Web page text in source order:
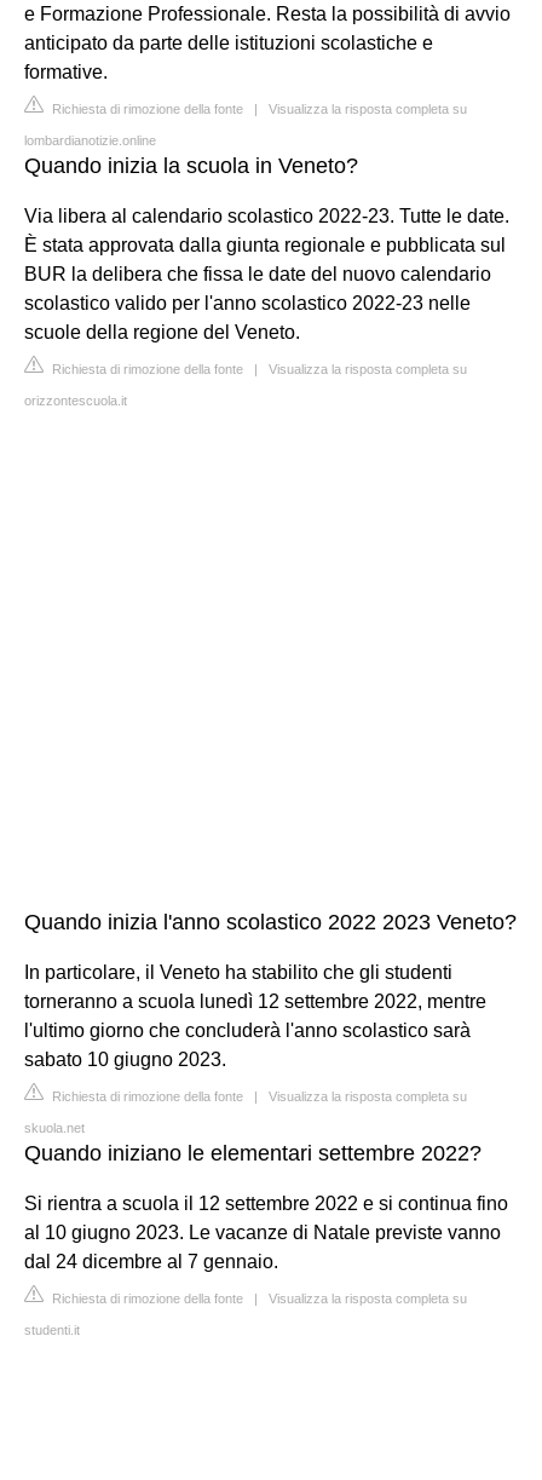
e Formazione Professionale. Resta la possibilità di avvio
anticipato da parte delle istituzioni scolastiche e
formative.
Richiesta di rimozione della fonte | Visualizza la risposta completa su
lombardianotizie.online
Quando inizia la scuola in Veneto?
Via libera al calendario scolastico 2022-23. Tutte le date.
È stata approvata dalla giunta regionale e pubblicata sul
BUR la delibera che fissa le date del nuovo calendario
scolastico valido per l'anno scolastico 2022-23 nelle
scuole della regione del Veneto.
Richiesta di rimozione della fonte | Visualizza la risposta completa su
orizzontescuola.it
Quando inizia l'anno scolastico 2022 2023 Veneto?
In particolare, il Veneto ha stabilito che gli studenti
torneranno a scuola lunedì 12 settembre 2022, mentre
l'ultimo giorno che concluderà l'anno scolastico sarà
sabato 10 giugno 2023.
Richiesta di rimozione della fonte | Visualizza la risposta completa su
skuola.net
Quando iniziano le elementari settembre 2022?
Si rientra a scuola il 12 settembre 2022 e si continua fino
al 10 giugno 2023. Le vacanze di Natale previste vanno
dal 24 dicembre al 7 gennaio.
Richiesta di rimozione della fonte | Visualizza la risposta completa su
studenti.it